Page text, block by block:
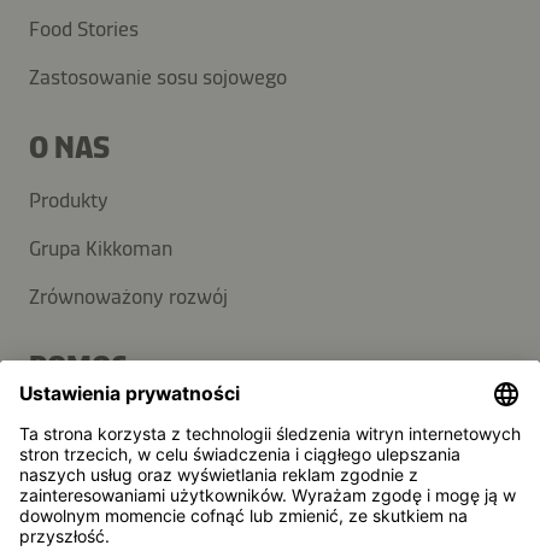
Food Stories
Zastosowanie sosu sojowego
O NAS
Produkty
Grupa Kikkoman
Zrównoważony rozwój
POMOC
Kontakt
Newsletter